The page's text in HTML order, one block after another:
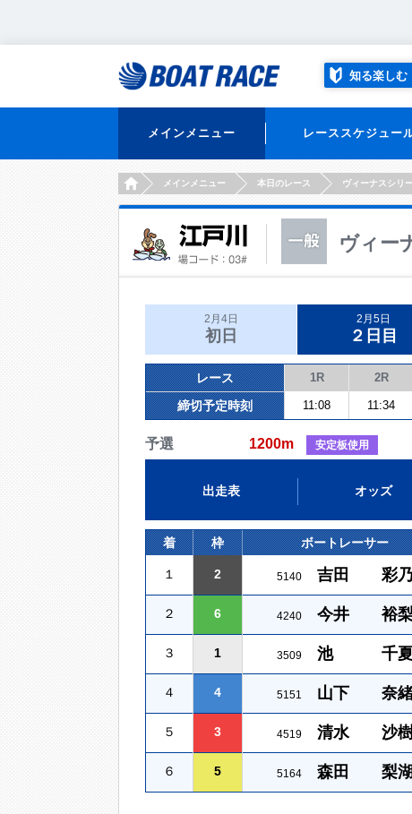
知る楽しむ
メインメニュー レーススケジュー
HOMEメインメニュー 本日のレース ヴィーナスシリ
ヴィー
2月4日
初日
2月5日
２日目
レース 1R 2R
締切予定時刻 11:08 11:34
予選 1200m 安定板使用
出走表 オッズ
着 枠 ボートレーサー
１ 2 5140 吉田 彩
２ 6 4240 今井 裕
３ 1 3509 池 千夏
４ 4 5151 山下 奈
５ 3 4519 清水 沙
６ 5 5164 森田 梨湖